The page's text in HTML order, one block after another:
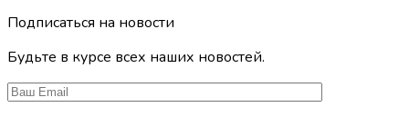
Подписаться на новости
Будьте в курсе всех наших новостей.